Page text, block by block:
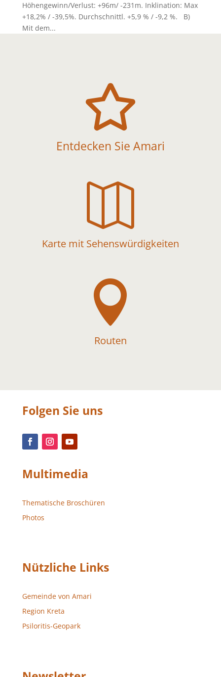
Höhengewinn/Verlust: +96m/ -231m. Inklination: Max
+18,2% / -39,5%. Durchschnittl. +5,9 % / -9,2 %. B)
Mit dem...

Entdecken Sie Amari

Karte mit Sehenswürdigkeiten

Routen
Folgen Sie uns
Multimedia
Thematische Broschüren
Photos
Nützliche Links
Gemeinde von Amari
Region Kreta
Psiloritis-Geopark